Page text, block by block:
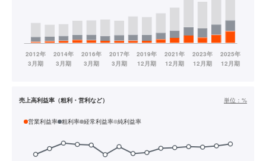
売上高利益率（粗利・営利など） 単位： %
営業利益率 粗利率 経常利益率 純利益率